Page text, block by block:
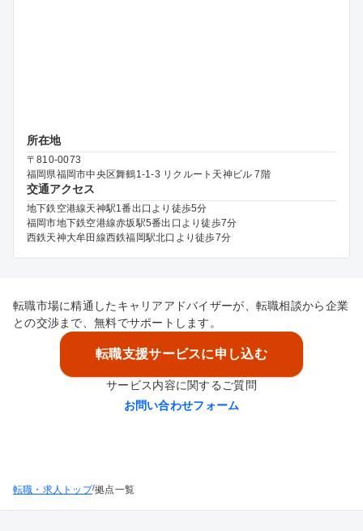
所在地
〒810-0073
福岡県福岡市中央区舞鶴1-1-3 リクルート天神ビル 7階
交通アクセス
地下鉄空港線天神駅1番出口より徒歩5分
福岡市地下鉄空港線赤坂駅5番出口より徒歩7分
西鉄天神大牟田線西鉄福岡駅北口より徒歩7分
転職市場に精通したキャリアアドバイザーが、転職相談から企業
との交渉まで、無料でサポートします。
転職支援サービスに申し込む
サービス内容に関するご質問
お問い合わせフォーム
転職・求人トップ/拠点一覧